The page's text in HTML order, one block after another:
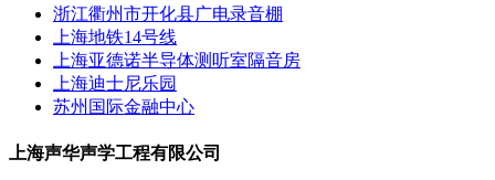
浙江衢州市开化县广电录音棚
上海地铁14号线
上海亚德诺半导体测听室隔音房
上海迪士尼乐园
苏州国际金融中心
上海声华声学工程有限公司